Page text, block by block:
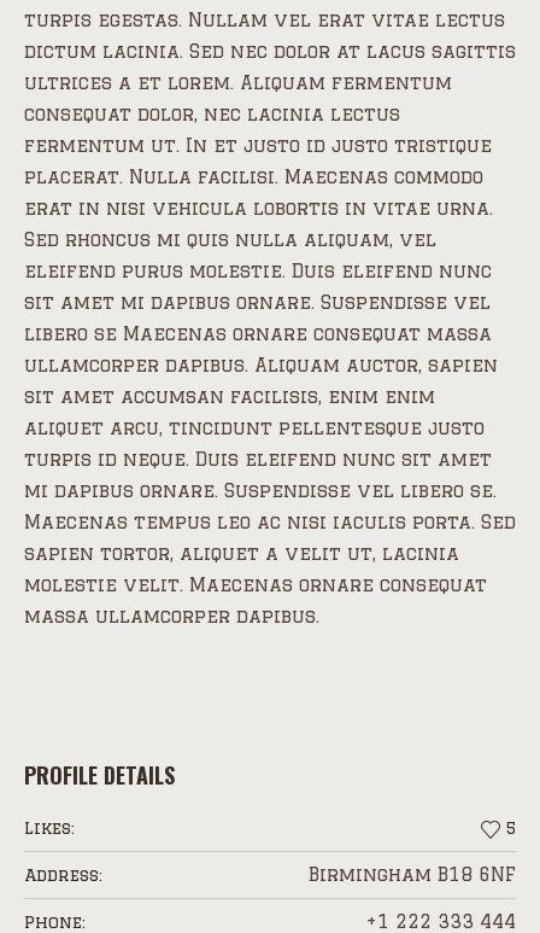
turpis egestas. Nullam vel erat vitae lectus
dictum lacinia. Sed nec dolor at lacus sagittis
ultrices a et lorem. Aliquam fermentum
consequat dolor, nec lacinia lectus
fermentum ut. In et justo id justo tristique
placerat. Nulla facilisi. Maecenas commodo
erat in nisi vehicula lobortis in vitae urna.
Sed rhoncus mi quis nulla aliquam, vel
eleifend purus molestie. Duis eleifend nunc
sit amet mi dapibus ornare. Suspendisse vel
libero se Maecenas ornare consequat massa
ullamcorper dapibus. Aliquam auctor, sapien
sit amet accumsan facilisis, enim enim
aliquet arcu, tincidunt pellentesque justo
turpis id neque. Duis eleifend nunc sit amet
mi dapibus ornare. Suspendisse vel libero se.
Maecenas tempus leo ac nisi iaculis porta. Sed
sapien tortor, aliquet a velit ut, lacinia
molestie velit. Maecenas ornare consequat
massa ullamcorper dapibus.
PROFILE DETAILS
Likes: 5
Address: Birmingham B18 6NF
Phone: +1 222 333 444